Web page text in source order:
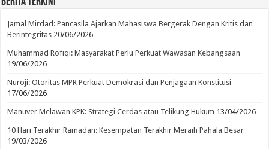
Jamal Mirdad: Pancasila Ajarkan Mahasiswa Bergerak Dengan Kritis dan
Berintegritas 20/06/2026
Muhammad Rofiqi: Masyarakat Perlu Perkuat Wawasan Kebangsaan
19/06/2026
Nuroji: Otoritas MPR Perkuat Demokrasi dan Penjagaan Konstitusi
17/06/2026
Manuver Melawan KPK: Strategi Cerdas atau Telikung Hukum 13/04/2026
10 Hari Terakhir Ramadan: Kesempatan Terakhir Meraih Pahala Besar
19/03/2026